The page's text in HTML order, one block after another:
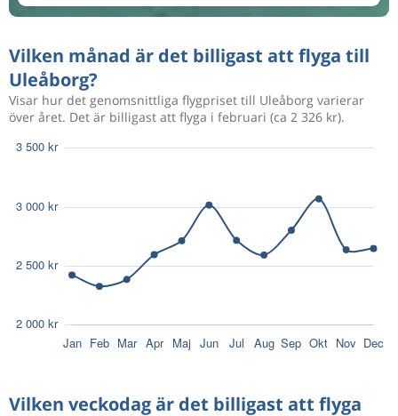
Vilken månad är det billigast att flyga till
Uleåborg?
Visar hur det genomsnittliga flygpriset till Uleåborg varierar
över året. Det är billigast att flyga i februari (ca 2 326 kr).
Vilken veckodag är det billigast att flyga